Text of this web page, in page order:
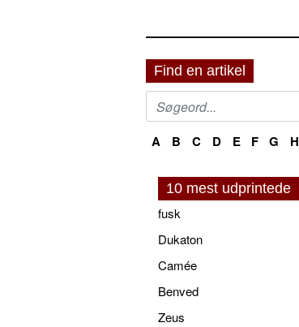
Find en artikel
A B C D E F G H
10 mest udprintede
fusk
Dukaton
Camée
Benved
Zeus